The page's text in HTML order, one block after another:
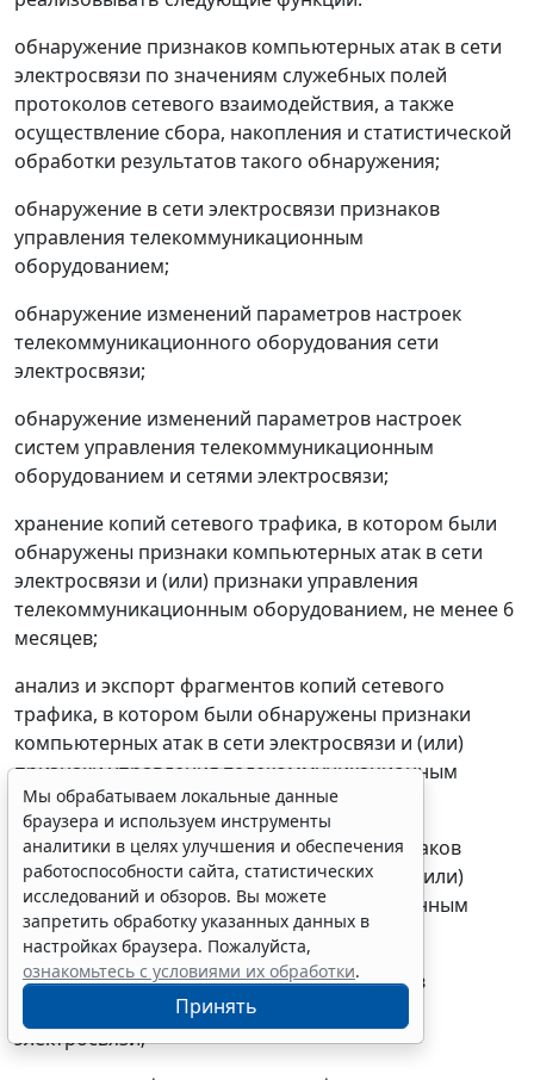
обнаружение признаков компьютерных атак в сети
электросвязи по значениям служебных полей
протоколов сетевого взаимодействия, а также
осуществление сбора, накопления и статистической
обработки результатов такого обнаружения;
обнаружение в сети электросвязи признаков
управления телекоммуникационным
оборудованием;
обнаружение изменений параметров настроек
телекоммуникационного оборудования сети
электросвязи;
обнаружение изменений параметров настроек
систем управления телекоммуникационным
оборудованием и сетями электросвязи;
хранение копий сетевого трафика, в котором были
обнаружены признаки компьютерных атак в сети
электросвязи и (или) признаки управления
телекоммуникационным оборудованием, не менее 6
месяцев;
анализ и экспорт фрагментов копий сетевого
трафика, в котором были обнаружены признаки
компьютерных атак в сети электросвязи и (или)
признаки управления телекоммуникационным
оборудованием;
уведомление о фактах обнаружения признаков
компьютерных атак в сети электросвязи и (или)
признаков управления телекоммуникационным
оборудованием;
уведомление о фактах нарушения режимов
функционирования средства ППКА в сетях
электросвязи;
Мы обрабатываем локальные данные
браузера и используем инструменты
аналитики в целях улучшения и обеспечения
работоспособности сайта, статистических
исследований и обзоров. Вы можете
запретить обработку указанных данных в
настройках браузера. Пожалуйста,
ознакомьтесь с условиями их обработки.
Принять